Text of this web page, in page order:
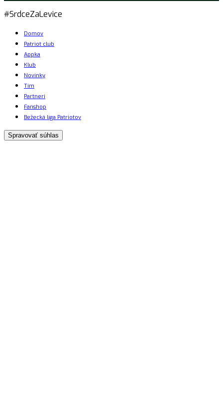
#SrdceZaLevice
Domov
Patriot club
Appka
Klub
Novinky
Tím
Partneri
Fanshop
Bežecká liga Patriotov
Spravovať súhlas